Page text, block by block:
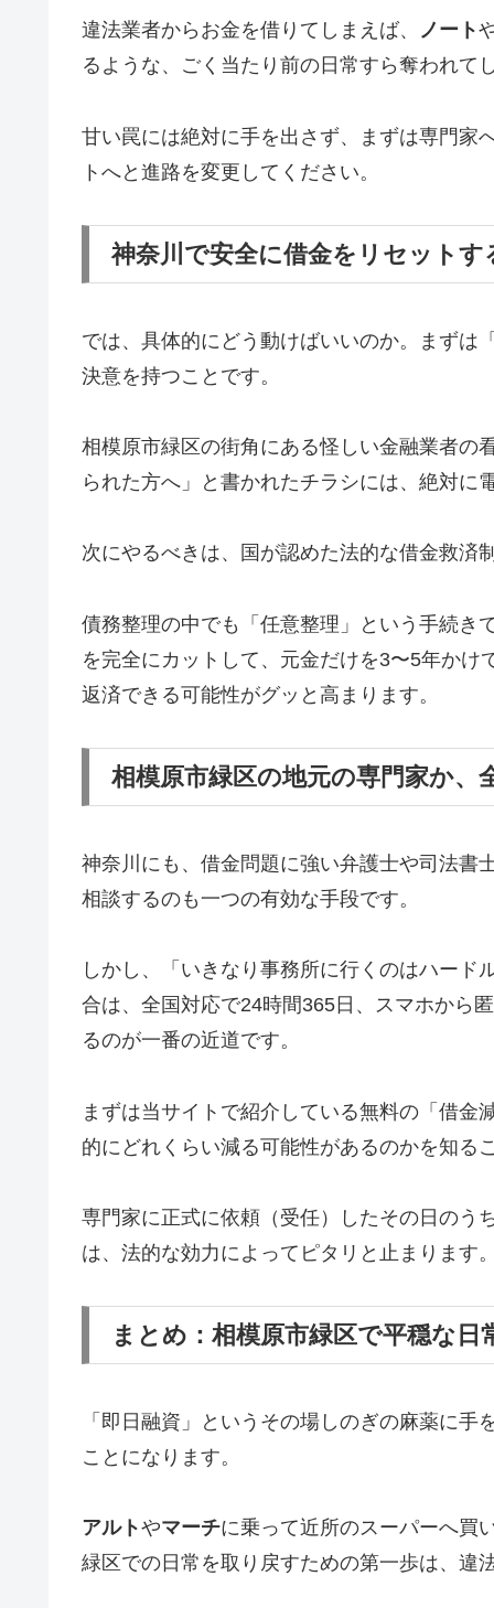
違法業者からお金を借りてしまえば、 ノート
るような、ごく当たり前の日常すら奪われて
甘い罠には絶対に手を出さず、まずは専門家
トへと進路を変更してください。
神奈川で安全に借金をリセット
では、具体的にどう動けばいいのか。まずは
決意を持つことです。
相模原市緑区の街角にある怪しい金融業者の
られた方へ」と書かれたチラシには、絶対に
次にやるべきは、国が認めた法的な借金救済
債務整理の中でも「任意整理」という手続き
を完全にカットして、元金だけを3〜5年か
返済できる可能性がグッと高まります。
相模原市緑区の地元の専門家か、
神奈川にも、借金問題に強い弁護士や司法書
相談するのも一つの有効な手段です。
しかし、「いきなり事務所に行くのはハー
合は、全国対応で24時間365日、スマホから
るのが一番の近道です。
まずは当サイトで紹介している無料の「借
的にどれくらい減る可能性があるのかを知る
専門家に正式に依頼（受任）したその日のう
は、法的な効力によってピタリと止まります
まとめ：相模原市緑区で平穏な
「即日融資」というその場しのぎの麻薬に
ことになります。
アルトやマーチに乗って近所のスーパーへ買
緑区での日常を取り戻すための第一歩は、違